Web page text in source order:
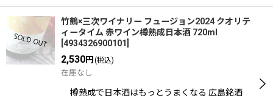
竹鶴×三次ワイナリー フュージョン2024 クオリテ
ィータイム 赤ワイン樽熟成日本酒 720ml
4934326900101
2,530円 (税込)
在庫なし
樽熟成で日本酒はもっとうまくなる 広島銘酒